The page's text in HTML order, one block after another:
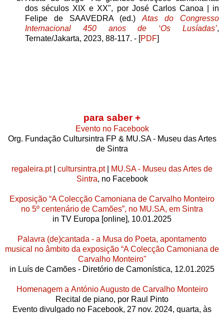
dos séculos XIX e XX", por José Carlos Canoa | in
Felipe de SAAVEDRA (ed.)Atas do Congresso
Internacional 450 anosde ‘Os Lusíadas’,
Ternate/Jakarta, 2023, 88-117. - [PDF]
para saber +
Evento no Facebook
Org. Fundação Cultursintra FP & MU.SA - Museu das Artes
de Sintra
regaleira.pt| cultursintra.pt|
MU.SA - Museu das Artes de
Sintra, no Facebook
Exposição “A Colecção Camoniana de Carvalho Monteiro
no 5º centenário de Camões”, no MU.SA, em Sintra
in TV Europa [online], 10.01.2025
Palavra (de)cantada - a Musa do Poeta, apontamento
musical no âmbito da exposição “A Colecção Camoniana de
Carvalho Monteiro"
in Luís de Camões - Diretório de Camonística, 12.01.2025
Homenagem a António Augusto de Carvalho Monteiro
Recital de piano, por Raul Pinto
Evento divulgado no Facebook, 27 nov. 2024, quarta, às